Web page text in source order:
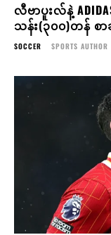
လီဗာပူးလ်နဲ့
သန်း(၃၀၀)တန် စ
SOCCER SPORTS AUTHOR